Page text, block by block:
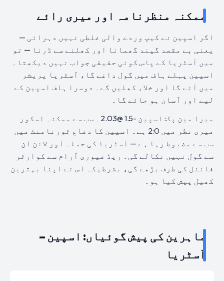
ممکنہ منظرنامہ اور میری رائے
اگر اسپین نے کیپ وردے والی غلطی نہیں دہرائی —
یعنی بے مقصد گیند گھمانا اور کھلنے سے ڈرنا — تو
میں آسٹریا کے پاس کوئی حقیقی جواب نہیں دیکھتا۔
اسپین پہلے ہاف میں گول داغے گا، آسٹریا پریشر
میں آئے گا اور خلاء کھلیں گے۔ دوسرا ہاف اسپین کے
لیے اور آسان ہو جائے گا۔
میرا مین پک: اسپین -1.5 @2.03۔ سب سے ممکنہ اسکور
میری نظر میں 2:0 ہے۔ اسپین کا دفاع ٹورنامنٹ میں
سب سے مضبوط رہا ہے — آسٹریا کی حملہ آور لائن ان
سے گول نہیں نکالے گی۔ ریڈ فیوری آرام سے کوارٹر
فائنل کی طرف بڑھے گی، بشرطیکہ اس نے اپنا بہترین
کھیل پیش کیا ہو۔
ماہرین کی پیش گوئیاں: اسپین –
آسٹریا